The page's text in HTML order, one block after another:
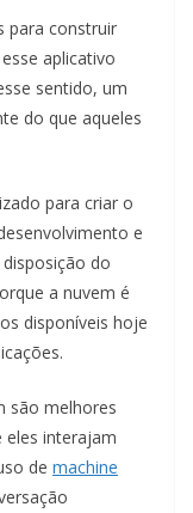
para construir
aplicativo
sentido, um
do que aqueles
para criar o
e
do
a nuvem é
disponíveis hoje
são melhores
eles interajam
de machine